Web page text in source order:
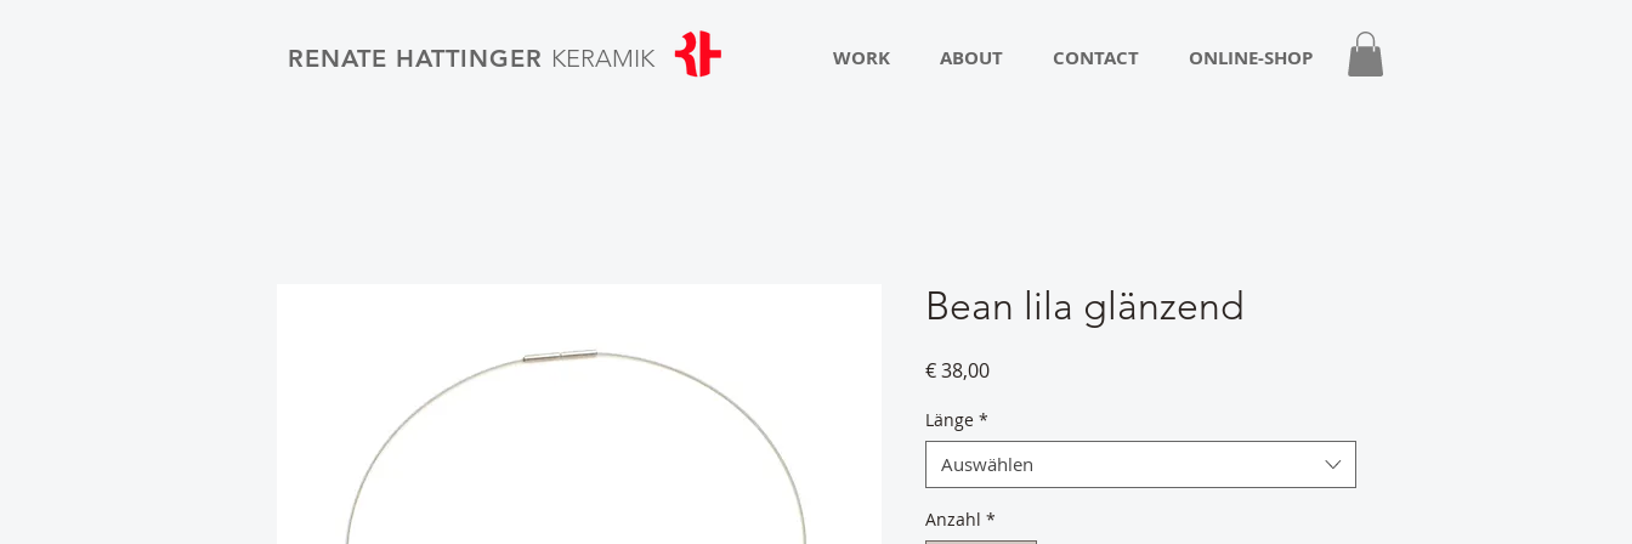
RENATE HATTINGER KERAMIK WORK ABOUT CONTACT ONLINE-SHOP
Bean lila glänzend
€ 38,00Preis
Länge *
Auswählen
Anzahl *